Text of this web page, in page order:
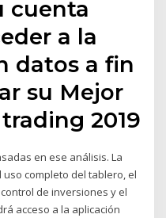
cuenta
a la
datos a fin
su Mejor
2019
en ese análisis. La
completo del tablero, el
de inversiones y el
acceso a la aplicación